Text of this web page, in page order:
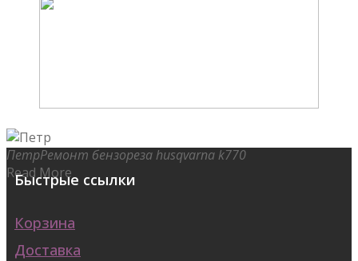
ПетрРемонт бензореза husqvarna k770
Read More
Быстрые ссылки
Корзина
Доставка